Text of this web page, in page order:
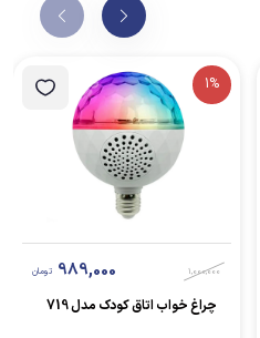
1%
1,000,000
989,000 تومان
چراغ خواب اتاق کودک مدل 719